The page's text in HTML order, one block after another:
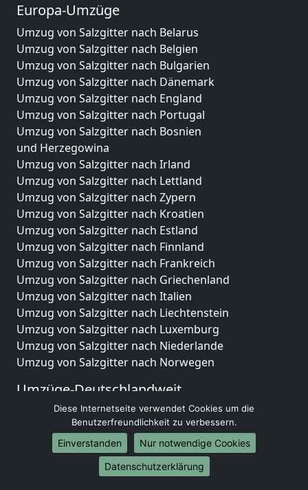
Europa-Umzüge
Umzug von Salzgitter nach Belarus
Umzug von Salzgitter nach Belgien
Umzug von Salzgitter nach Bulgarien
Umzug von Salzgitter nach Dänemark
Umzug von Salzgitter nach England
Umzug von Salzgitter nach Portugal
Umzug von Salzgitter nach Bosnien
und Herzegowina
Umzug von Salzgitter nach Irland
Umzug von Salzgitter nach Lettland
Umzug von Salzgitter nach Zypern
Umzug von Salzgitter nach Kroatien
Umzug von Salzgitter nach Estland
Umzug von Salzgitter nach Finnland
Umzug von Salzgitter nach Frankreich
Umzug von Salzgitter nach Griechenland
Umzug von Salzgitter nach Italien
Umzug von Salzgitter nach Liechtenstein
Umzug von Salzgitter nach Luxemburg
Umzug von Salzgitter nach Niederlande
Umzug von Salzgitter nach Norwegen
Umzüge-Deutschlandweit
Umzug von Salzgitter nach Berlin
Umzug von Salzgitter nach Hamburg
Umzug von Salzgitter nach München
Umzug von Salzgitter nach Köln
Umzug von Salzgitter nach Frankfurt am Main
Diese Internetseite verwendet Cookies um die
Benutzerfreundlichkeit zu verbessern.
Einverstanden
Nur notwendige Cookies
Datenschutzerklärung